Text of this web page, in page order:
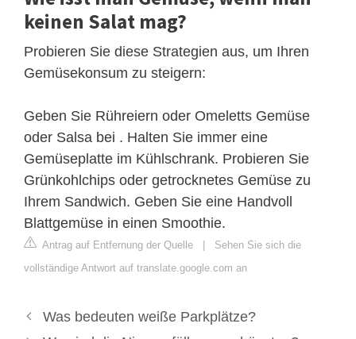
keinen Salat mag?
Probieren Sie diese Strategien aus, um Ihren
Gemüsekonsum zu steigern:
Geben Sie Rühreiern oder Omeletts Gemüse
oder Salsa bei . Halten Sie immer eine
Gemüseplatte im Kühlschrank. Probieren Sie
Grünkohlchips oder getrocknetes Gemüse zu
Ihrem Sandwich. Geben Sie eine Handvoll
Blattgemüse in einen Smoothie.
Antrag auf Entfernung der Quelle | Sehen Sie sich die
vollständige Antwort auf translate.google.com an
Was bedeuten weiße Parkplätze?